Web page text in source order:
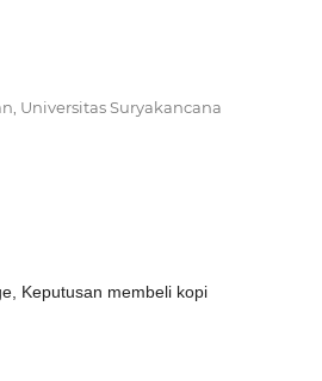
Universitas Suryakancana
Keputusan membeli kopi